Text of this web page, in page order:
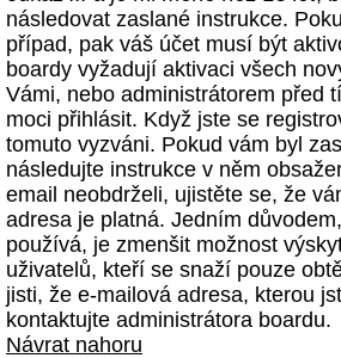
následovat zaslané instrukce.
případ, pak váš účet musí být
boardy vyžadují aktivaci všech
Vámi, nebo administrátorem před
moci přihlásit. Když jste se
tomuto vyzváni. Pokud vám byl
následujte instrukce v něm
email neobdrželi, ujistěte se, že
adresa je platná. Jedním
používá, je zmenšit možnost
uživatelů, kteří se snaží pouze
jisti, že e-mailová adresa, kterou
kontaktujte administrátora boardu.
Návrat nahoru